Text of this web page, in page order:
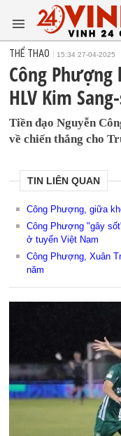
THỂ THAO 15:34 27-04-2025
Công
HLV Kim
Tiền đạo Nguyễn
về chiến thắng cho
TIN LIÊN QUAN
Công Phượng, giữa
Công Phượng "gây
ở tuyển Việt Nam
Công Phượng, Xuân
năm